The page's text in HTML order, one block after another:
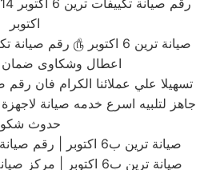
اكتوبر
اعطال وشكاوى ضمان ترين 6
حدوث